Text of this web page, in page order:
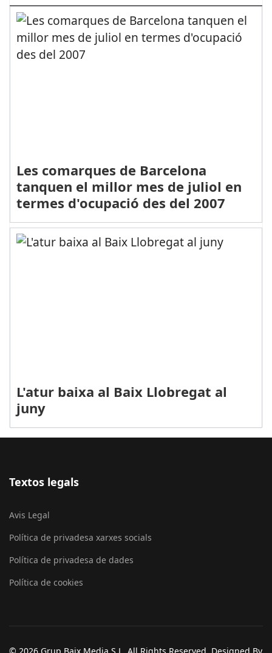
Les comarques de Barcelona
tanquen el millor mes de juliol en
termes d'ocupació des del 2007
L'atur baixa al Baix Llobregat al
juny
Textos legals
Avis Legal
Política de privadesa xarxes socials
Política de privadesa de dades
Política de cookies